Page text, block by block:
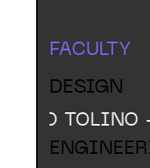
FACULTY
DESIGN